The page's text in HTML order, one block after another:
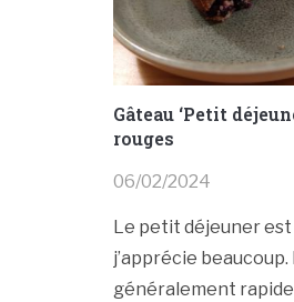
Gâteau ‘Petit
rouges
06/02/2024
Le petit déjeuner est
j’apprécie beaucoup.
généralement